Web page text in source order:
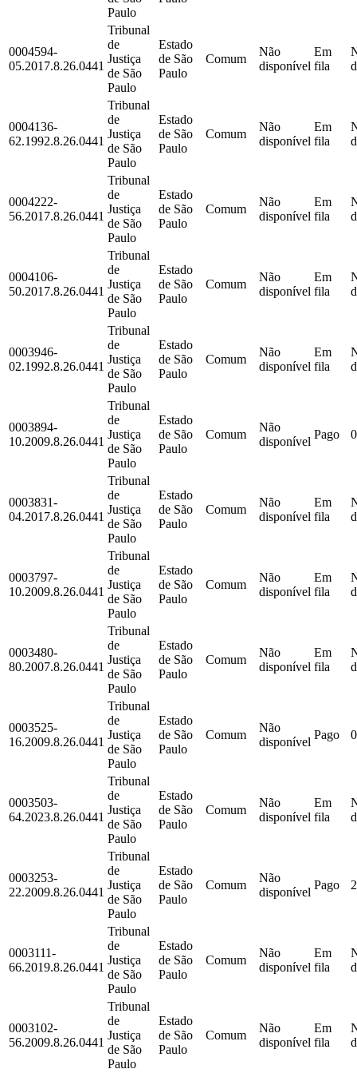
Paulo
0004594-
05.2017.8.26.0441
Tribunal
de
Justiça
de São
Paulo
Estado
de São
Paulo
Comum
Não
disponível
Em
fila
0004136-
62.1992.8.26.0441
Tribunal
de
Justiça
de São
Paulo
Estado
de São
Paulo
Comum
Não
disponível
Em
fila
0004222-
56.2017.8.26.0441
Tribunal
de
Justiça
de São
Paulo
Estado
de São
Paulo
Comum
Não
disponível
Em
fila
0004106-
50.2017.8.26.0441
Tribunal
de
Justiça
de São
Paulo
Estado
de São
Paulo
Comum
Não
disponível
Em
fila
0003946-
02.1992.8.26.0441
Tribunal
de
Justiça
de São
Paulo
Estado
de São
Paulo
Comum
Não
disponível
Em
fila
0003894-
10.2009.8.26.0441
Tribunal
de
Justiça
de São
Paulo
Estado
de São
Paulo
Comum
Não
disponível
Pago
0003831-
04.2017.8.26.0441
Tribunal
de
Justiça
de São
Paulo
Estado
de São
Paulo
Comum
Não
disponível
Em
fila
0003797-
10.2009.8.26.0441
Tribunal
de
Justiça
de São
Paulo
Estado
de São
Paulo
Comum
Não
disponível
Em
fila
0003480-
80.2007.8.26.0441
Tribunal
de
Justiça
de São
Paulo
Estado
de São
Paulo
Comum
Não
disponível
Em
fila
0003525-
16.2009.8.26.0441
Tribunal
de
Justiça
de São
Paulo
Estado
de São
Paulo
Comum
Não
disponível
Pago
0003503-
64.2023.8.26.0441
Tribunal
de
Justiça
de São
Paulo
Estado
de São
Paulo
Comum
Não
disponível
Em
fila
0003253-
22.2009.8.26.0441
Tribunal
de
Justiça
de São
Paulo
Estado
de São
Paulo
Comum
Não
disponível
Pago
0003111-
66.2019.8.26.0441
Tribunal
de
Justiça
de São
Paulo
Estado
de São
Paulo
Comum
Não
disponível
Em
fila
0003102-
56.2009.8.26.0441
Tribunal
de
Justiça
de São
Paulo
Estado
de São
Paulo
Comum
Não
disponível
Em
fila